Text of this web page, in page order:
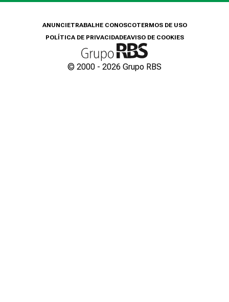
ANUNCIETRABALHE CONOSCOTERMOS DE USO
POLÍTICA DE PRIVACIDADEAVISO DE COOKIES
© 2000 - 2026 Grupo RBS